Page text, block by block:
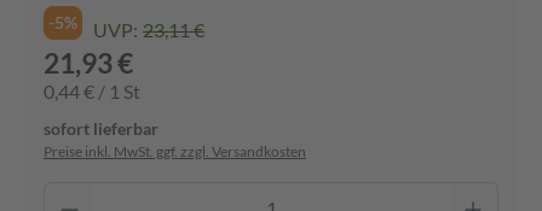
-5% UVP: 23,11 €
21,93 €
0,44 € / 1 St
sofort lieferbar
Preise inkl. MwSt. ggf. zzgl. Versandkosten